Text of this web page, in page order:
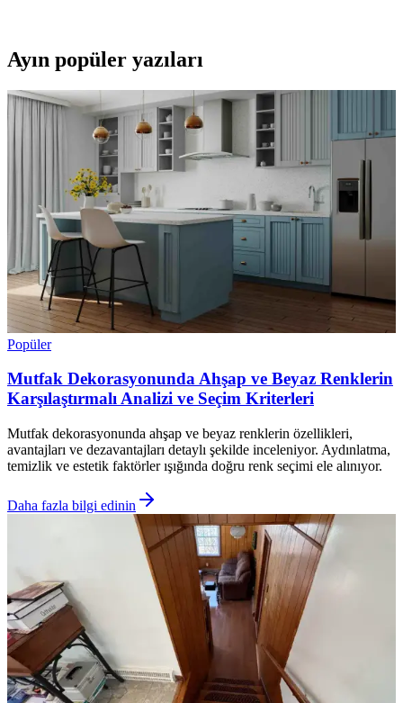
Ayın popüler yazıları
Popüler
Mutfak Dekorasyonunda Ahşap ve Beyaz Renklerin
Karşılaştırmalı Analizi ve Seçim Kriterleri
Mutfak dekorasyonunda ahşap ve beyaz renklerin özellikleri,
avantajları ve dezavantajları detaylı şekilde inceleniyor. Aydınlatma,
temizlik ve estetik faktörler ışığında doğru renk seçimi ele alınıyor.
Daha fazla bilgi edinin